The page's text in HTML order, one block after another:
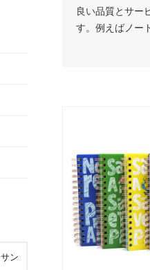
ン
良い品質とサー
す。例えばノー